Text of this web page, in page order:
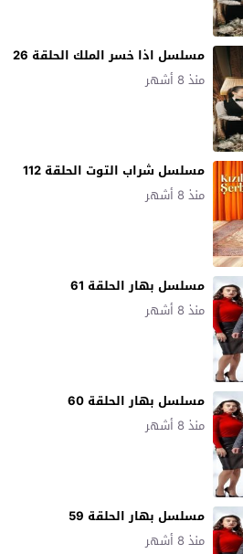
مسلسل اذا خسر الملك الحلقة 26
منذ 8 أشهر
مسلسل شراب التوت الحلقة 112
منذ 8 أشهر
مسلسل بهار الحلقة 61
منذ 8 أشهر
مسلسل بهار الحلقة 60
منذ 8 أشهر
مسلسل بهار الحلقة 59
منذ 8 أشهر